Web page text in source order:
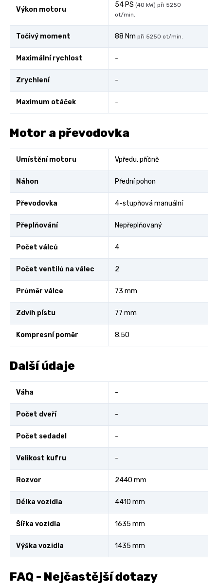
Výkon motoru
54 PS (40 kW) při 5250
ot/min.
Točivý moment 88 Nm při 5250 ot/min.
Maximální rychlost -
Zrychlení -
Maximum otáček -
Motor a převodovka
Umístění motoru Vpředu, příčně
Náhon Přední pohon
Převodovka 4-stupňová manuální
Přeplňování Nepřeplňovaný
Počet válců 4
Počet ventilů na válec 2
Průměr válce 73 mm
Zdvih pístu 77 mm
Kompresní poměr 8.50
Další údaje
Váha -
Počet dveří -
Počet sedadel -
Velikost kufru -
Rozvor 2440 mm
Délka vozidla 4410 mm
Šířka vozidla 1635 mm
Výška vozidla 1435 mm
FAQ - Nejčastější dotazy